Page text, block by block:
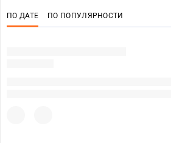
ПО ДАТЕ ПО ПОПУЛЯРНОСТИ